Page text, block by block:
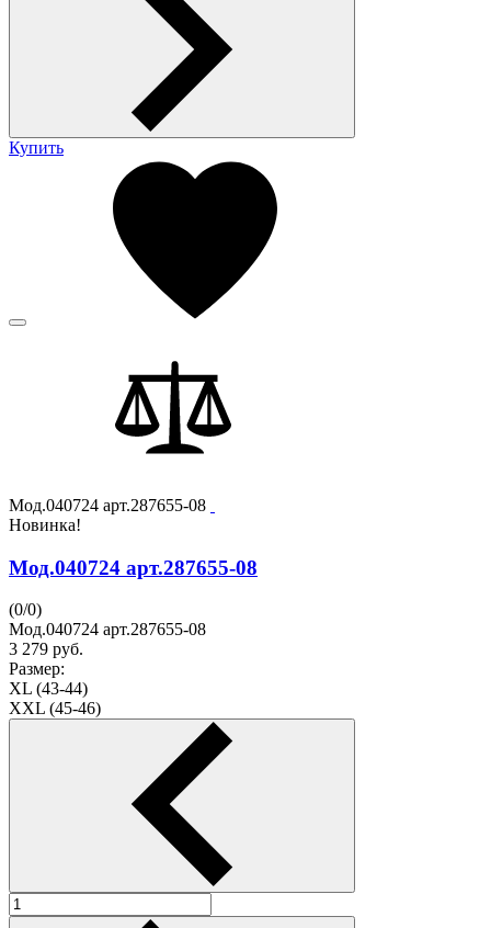
Купить
Мод.040724 арт.287655-08
Новинка!
Мод.040724 арт.287655-08
(0/0)
Мод.040724 арт.287655-08
3 279 руб.
Размер:
XL (43-44)
XXL (45-46)